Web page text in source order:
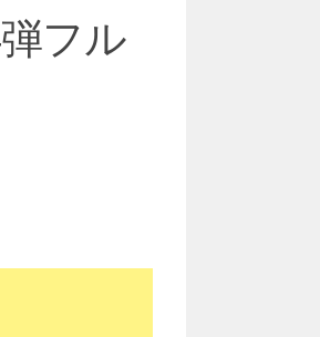
フル